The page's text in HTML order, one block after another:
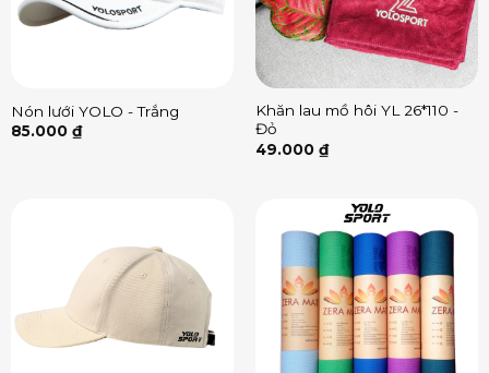
Nón lưới YOLO - Trắng
85.000 ₫
Khăn lau mồ hôi YL 26*110 -
Đỏ
49.000 ₫